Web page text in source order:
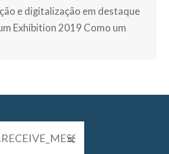
e digitalização em destaque
Exhibition 2019 Como um